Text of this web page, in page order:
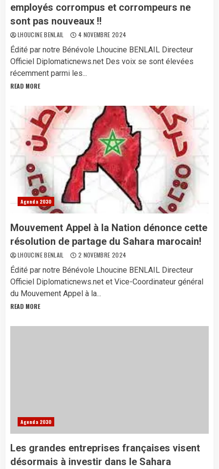
employés corrompus et corrompeurs ne
sont pas nouveaux !!
LHOUCINE BENLAIL 4 NOVEMBRE 2024
Édité par notre Bénévole Lhoucine BENLAIL Directeur
Officiel Diplomaticnews.net Des voix se sont élevées
récemment parmi les...
READ MORE
Agenda 2030
Mouvement Appel à la Nation dénonce cette
résolution de partage du Sahara marocain!
LHOUCINE BENLAIL 2 NOVEMBRE 2024
Édité par notre Bénévole Lhoucine BENLAIL Directeur
Officiel Diplomaticnews.net et Vice-Coordinateur général
du Mouvement Appel à la...
READ MORE
Agenda 2030
Les grandes entreprises françaises visent
désormais à investir dans le Sahara